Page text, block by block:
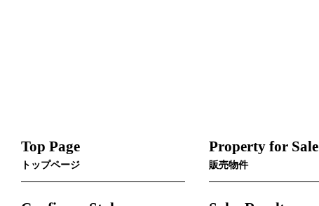
Top Page
トップページ
Property for Sale
販売物件